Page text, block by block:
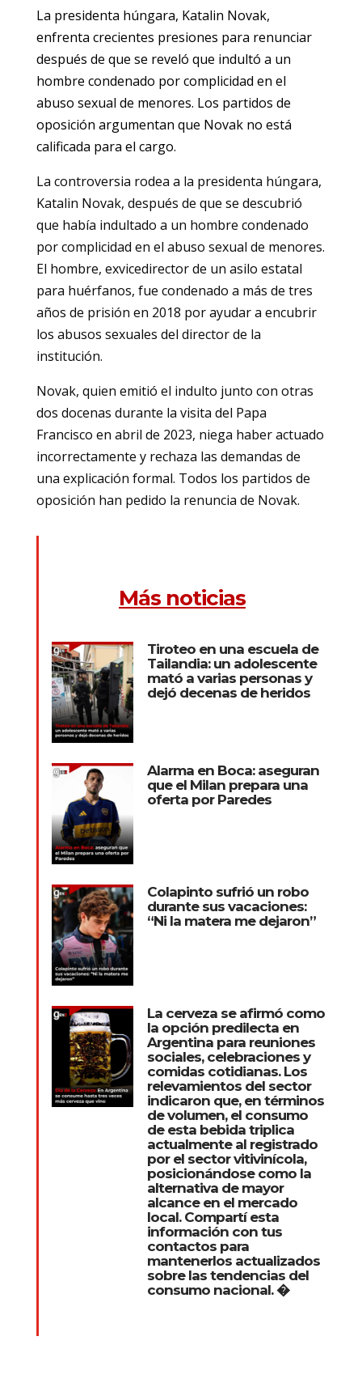
La presidenta húngara, Katalin Novak,
enfrenta crecientes presiones para renunciar
después de que se reveló que indultó a un
hombre condenado por complicidad en el
abuso sexual de menores. Los partidos de
oposición argumentan que Novak no está
calificada para el cargo.
La controversia rodea a la presidenta húngara,
Katalin Novak, después de que se descubrió
que había indultado a un hombre condenado
por complicidad en el abuso sexual de menores.
El hombre, exvicedirector de un asilo estatal
para huérfanos, fue condenado a más de tres
años de prisión en 2018 por ayudar a encubrir
los abusos sexuales del director de la
institución.
Novak, quien emitió el indulto junto con otras
dos docenas durante la visita del Papa
Francisco en abril de 2023, niega haber actuado
incorrectamente y rechaza las demandas de
una explicación formal. Todos los partidos de
oposición han pedido la renuncia de Novak.
Más noticias
Tiroteo en una escuela de
Tailandia: un adolescente
mató a varias personas y
dejó decenas de heridos
Alarma en Boca: aseguran
que el Milan prepara una
oferta por Paredes
Colapinto sufrió un robo
durante sus vacaciones:
“Ni la matera me dejaron”
La cerveza se afirmó como
la opción predilecta en
Argentina para reuniones
sociales, celebraciones y
comidas cotidianas. Los
relevamientos del sector
indicaron que, en términos
de volumen, el consumo
de esta bebida triplica
actualmente al registrado
por el sector vitivinícola,
posicionándose como la
alternativa de mayor
alcance en el mercado
local. Compartí esta
información con tus
contactos para
mantenerlos actualizados
sobre las tendencias del
consumo nacional. �